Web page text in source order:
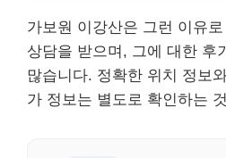
가보원 이강산은 그런 이유
상담을 받으며, 그에 대한 후
많습니다. 정확한 위치 정보
가 정보는 별도로 확인하는